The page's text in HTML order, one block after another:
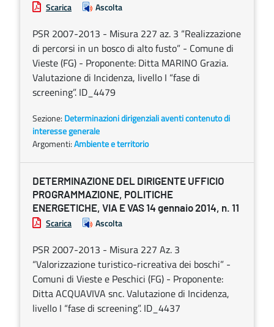
Scarica Ascolta
PSR 2007-2013 - Misura 227 az. 3 “Realizzazione
di percorsi in un bosco di alto fusto” - Comune di
Vieste (FG) - Proponente: Ditta MARINO Grazia.
Valutazione di Incidenza, livello I “fase di
screening”. ID_4479
Sezione: Determinazioni dirigenziali aventi contenuto di
interesse generale
Argomenti:Ambiente e territorio
DETERMINAZIONE DEL DIRIGENTE UFFICIO
PROGRAMMAZIONE, POLITICHE
ENERGETICHE, VIA E VAS 14 gennaio 2014, n. 11
Scarica Ascolta
PSR 2007-2013 - Misura 227 Az. 3
“Valorizzazione turistico-ricreativa dei boschi” -
Comuni di Vieste e Peschici (FG) - Proponente:
Ditta ACQUAVIVA snc. Valutazione di Incidenza,
livello I “fase di screening”. ID_4437